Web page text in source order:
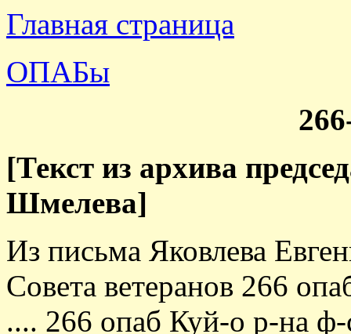
Главная страница
ОПАБы
[Текст из архива
Шмелева]
Из письма Яковлева
Совета ветеранов 266
.... 266 опаб Куй-о р-на